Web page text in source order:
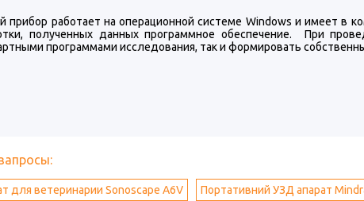
прибор работает на операционной системе Windows и имеет в
полученных данных программное обеспечение. При
программами исследования, так и формировать
для ветеринарии Sonoscape А6V Портативний УЗД апарат